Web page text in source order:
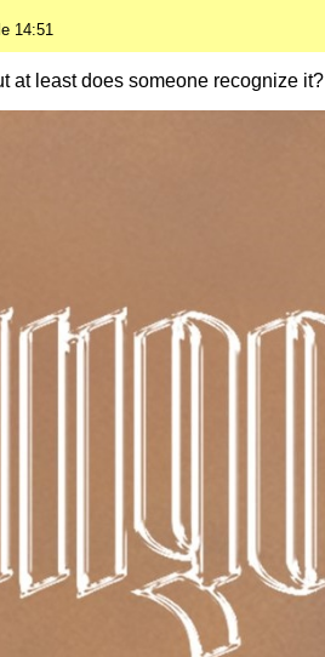
14:51
at least does someone recognize it?